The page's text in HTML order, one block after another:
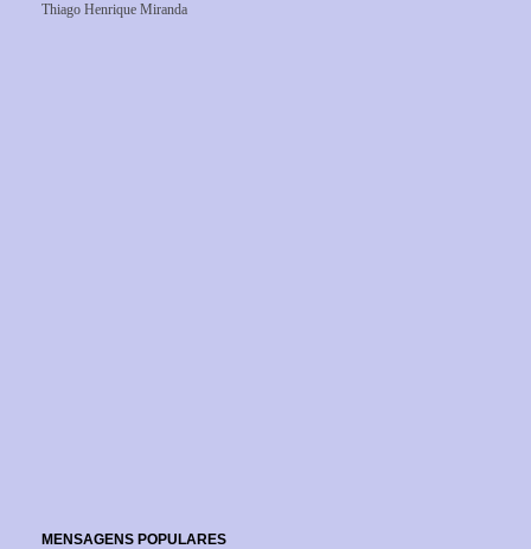
Thiago Henrique Miranda
MENSAGENS POPULARES